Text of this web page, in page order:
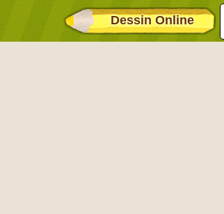
Dessin Online